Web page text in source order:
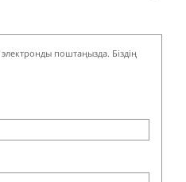
поштаңызда. Біздің